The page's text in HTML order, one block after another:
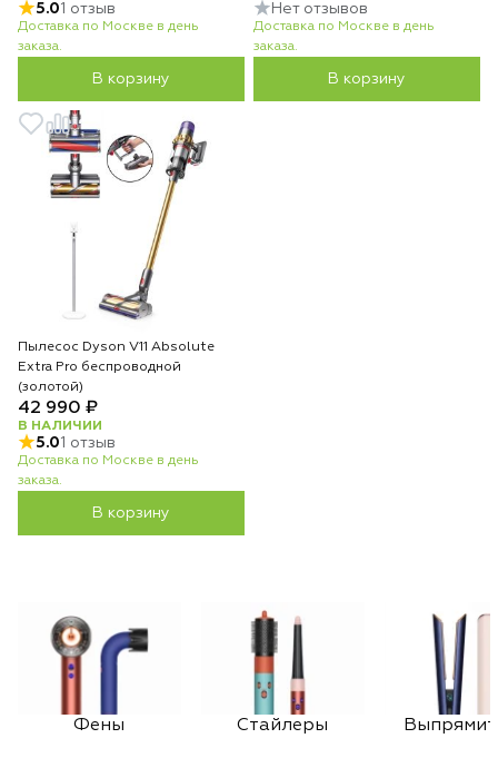
5.01 отзыв
Доставка по Москве в день
заказа.
В корзину
Нет отзывов
Доставка по Москве в день
заказа.
В корзину
Пылесос Dyson V11 Absolute
Extra Pro беспроводной
(золотой)
42 990 ₽
В НАЛИЧИИ
5.01 отзыв
Доставка по Москве в день
заказа.
В корзину
Фены Стайлеры